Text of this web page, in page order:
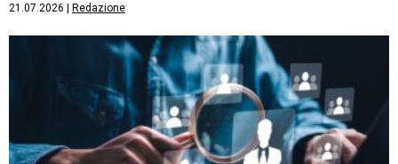
21.07.2026 | Redazione